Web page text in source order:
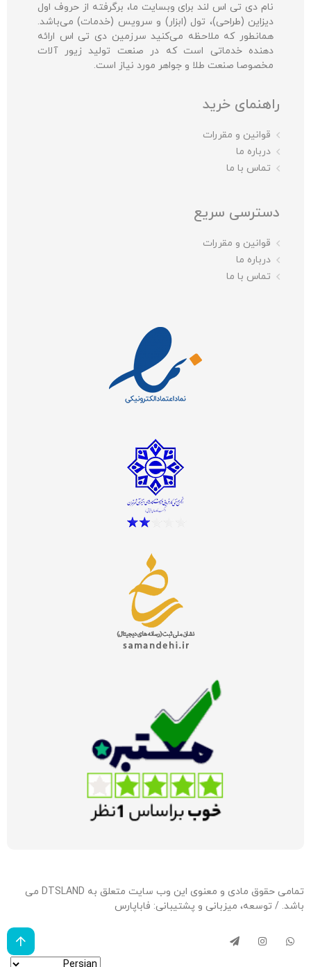
نام دی تی اس لند برای وبسایت ما، برگرفته از حروف اول
دیزاین (طراحی)، تول (ابزار) و سرویس (خدمات) می‌باشد.
همانطور که ملاحظه می‌کنید سرزمین دی تی اس ارائه
دهنده خدماتی است که در صنعت تولید زیور آلات
مخصوصا صنعت طلا و جواهر مورد نیاز است.
راهنمای خرید
قوانین و مقررات
درباره ما
تماس با ما
دسترسی سریع
قوانین و مقررات
درباره ما
تماس با ما
تمامی حقوق مادی و معنوی این وب سایت متعلق به DTSLAND می
باشد. / توسعه، میزبانی و پشتیبانی: فاباپارس